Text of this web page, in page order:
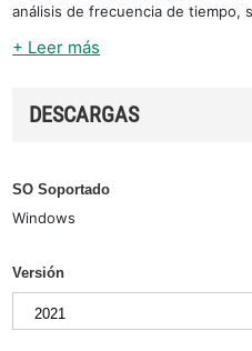
análisis de frecuencia de tiempo,
+ Leer más
DESCARGAS
SO Soportado
Windows
Versión